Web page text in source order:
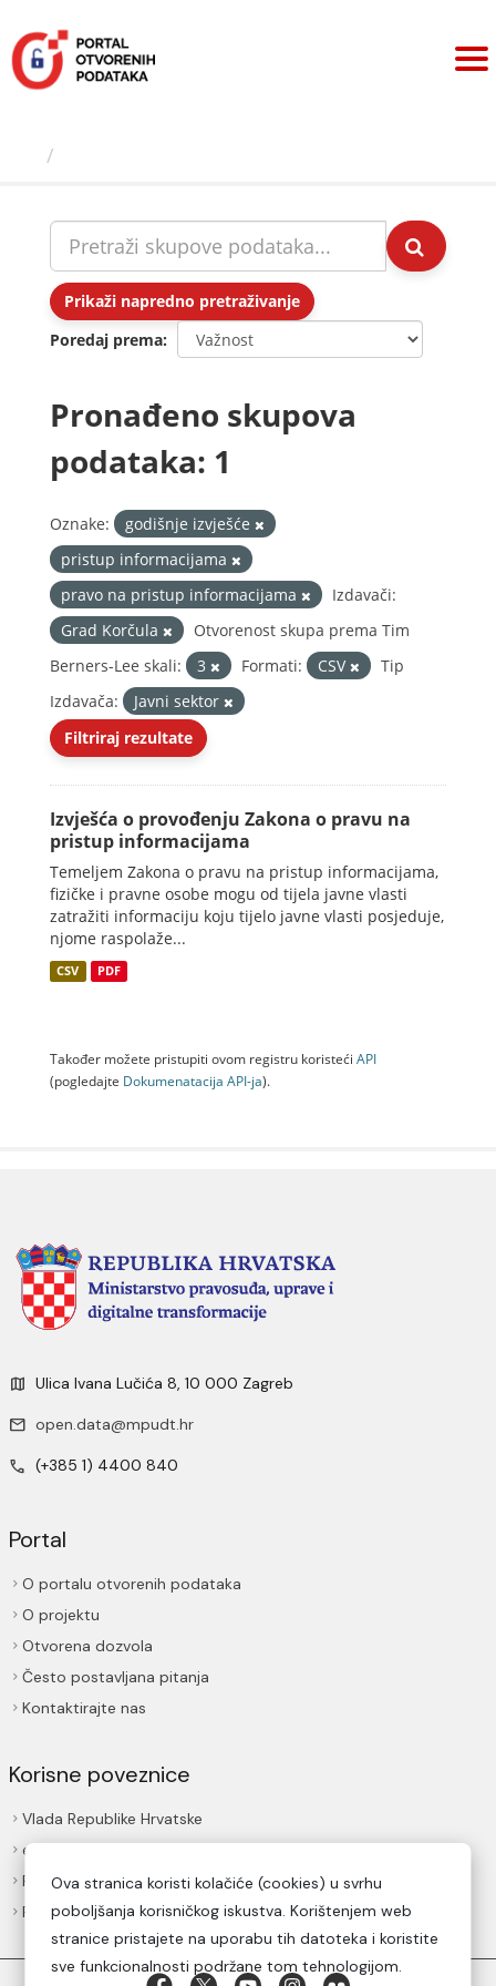
sadržaj
Prikaži napredno pretraživanje
Poredaj prema
Pronađeno skupova
podataka: 1
Oznake:
godišnje izvješće
pristup informacijama
pravo na pristup informacijama
Izdavači:
Grad Korčula
Otvorenost skupa prema Tim
Berners-Lee skali:
3 Formati: CSV
Tip
Izdavača:
Javni sektor
Filtriraj rezultate
Izvješća o provođenju Zakona o pravu na
pristup informacijama
Temeljem Zakona o pravu na pristup informacijama,
fizičke i pravne osobe mogu od tijela javne vlasti
zatražiti informaciju koju tijelo javne vlasti posjeduje,
njome raspolaže...
CSV PDF
Također možete pristupiti ovom registru koristeći API
(pogledajte Dokumenаtаcijа API-jа).